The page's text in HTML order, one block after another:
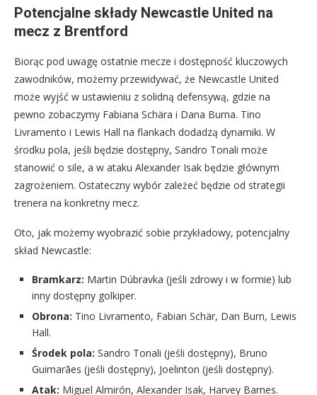
Potencjalne składy Newcastle United na
mecz z Brentford
Biorąc pod uwagę ostatnie mecze i dostępność kluczowych
zawodników, możemy przewidywać, że Newcastle United
może wyjść w ustawieniu z solidną defensywą, gdzie na
pewno zobaczymy Fabiana Schära i Dana Burna. Tino
Livramento i Lewis Hall na flankach dodadzą dynamiki. W
środku pola, jeśli będzie dostępny, Sandro Tonali może
stanowić o sile, a w ataku Alexander Isak będzie głównym
zagrożeniem. Ostateczny wybór zależeć będzie od strategii
trenera na konkretny mecz.
Oto, jak możemy wyobrazić sobie przykładowy, potencjalny
skład Newcastle:
Bramkarz: Martin Dúbravka (jeśli zdrowy i w formie) lub
inny dostępny golkiper.
Obrona: Tino Livramento, Fabian Schär, Dan Burn, Lewis
Hall.
Środek pola: Sandro Tonali (jeśli dostępny), Bruno
Guimarães (jeśli dostępny), Joelinton (jeśli dostępny).
Atak: Miguel Almirón, Alexander Isak, Harvey Barnes.